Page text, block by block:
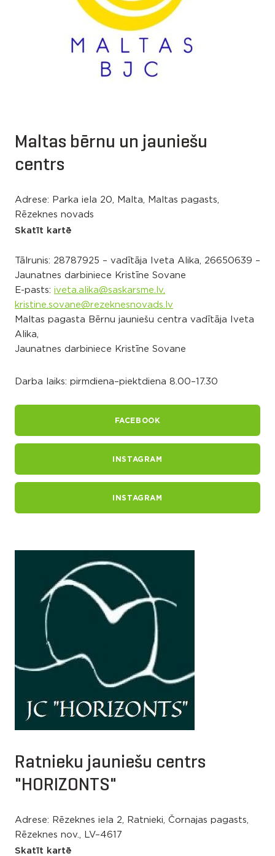
Maltas bērnu un jauniešu
centrs
Adrese: Parka iela 20, Malta, Maltas pagasts,
Rēzeknes novads
Skatīt kartē
Tālrunis: 28787925 – vadītāja Iveta Alika, 26650639 –
Jaunatnes darbiniece Kristīne Sovane
E-pasts: iveta.alika@saskarsme.lv,
kristine.sovane@rezeknesnovads.lv
Maltas pagasta Bērnu jauniešu centra vadītāja Iveta
Alika,
Jaunatnes darbiniece Kristīne Sovane
Darba laiks: pirmdiena–piektdiena 8.00–17.30
FACEBOOK
INSTAGRAM
INSTAGRAM
Ratnieku jauniešu centrs
"HORIZONTS"
Adrese: Rēzeknes iela 2, Ratnieki, Čornajas pagasts,
Rēzeknes nov., LV–4617
Skatīt kartē